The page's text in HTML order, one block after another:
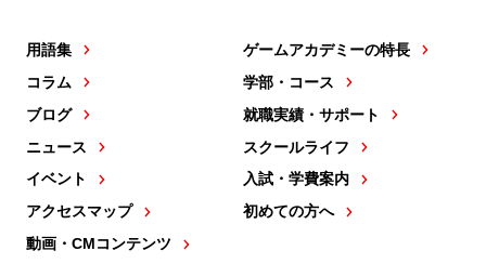
用語集
コラム
ブログ
ニュース
イベント
アクセスマップ
動画・CMコンテンツ
ゲームアカデミーの特長
学部・コース
就職実績・サポート
スクールライフ
入試・学費案内
初めての方へ